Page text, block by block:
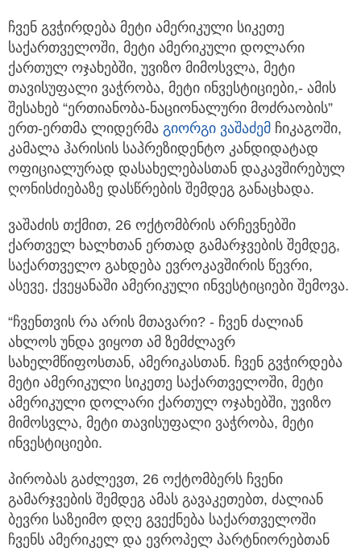
ჩვენ გვჭირდება მეტი ამერიკული სიკეთე
საქართველოში, მეტი ამერიკული დოლარი
ქართულ ოჯახებში, უვიზო მიმოსვლა, მეტი
თავისუფალი ვაჭრობა, მეტი ინვესტიციები,- ამის
შესახებ “ერთიანობა-ნაციონალური მოძრაობის”
ერთ-ერთმა ლიდერმა გიორგი ვაშაძემ ჩიკაგოში,
კამალა ჰარისის საპრეზიდენტო კანდიდატად
ოფიციალურად დასახელებასთან დაკავშირებულ
ღონისძიებაზე დასწრების შემდეგ განაცხადა.
ვაშაძის თქმით, 26 ოქტომბრის არჩევნებში
ქართველ ხალხთან ერთად გამარჯვების შემდეგ,
საქართველო გახდება ევროკავშირის წევრი,
ასევე, ქვეყანაში ამერიკული ინვესტიციები შემოვა.
“ჩვენთვის რა არის მთავარი? - ჩვენ ძალიან
ახლოს უნდა ვიყოთ ამ ზემძლავრ
სახელმწიფოსთან, ამერიკასთან. ჩვენ გვჭირდება
მეტი ამერიკული სიკეთე საქართველოში, მეტი
ამერიკული დოლარი ქართულ ოჯახებში, უვიზო
მიმოსვლა, მეტი თავისუფალი ვაჭრობა, მეტი
ინვესტიციები.
პირობას გაძლევთ, 26 ოქტომბერს ჩვენი
გამარჯვების შემდეგ ამას გავაკეთებთ, ძალიან
ბევრი საზეიმო დღე გვექნება საქართველოში
ჩვენს ამერიკელ და ევროპელ პარტნიორებთან